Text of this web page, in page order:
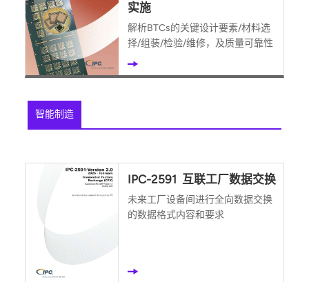
实施
解析BTCs的关键设计要素/材料选
择/组装/检验/维修，及质量可靠性
智能制造
IPC-2591 互联工厂数据交换
未来工厂设备间进行全向数据交换
的数据格式内容和要求